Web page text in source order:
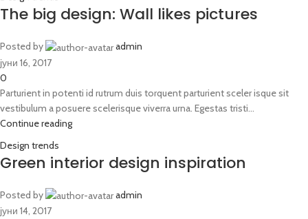
The big design: Wall likes pictures
Posted by
admin
јуни 16, 2017
0
Parturient in potenti id rutrum duis torquent parturient sceler isque sit
vestibulum a posuere scelerisque viverra urna. Egestas tristi...
Continue reading
Design trends
Green interior design inspiration
Posted by
admin
јуни 14, 2017